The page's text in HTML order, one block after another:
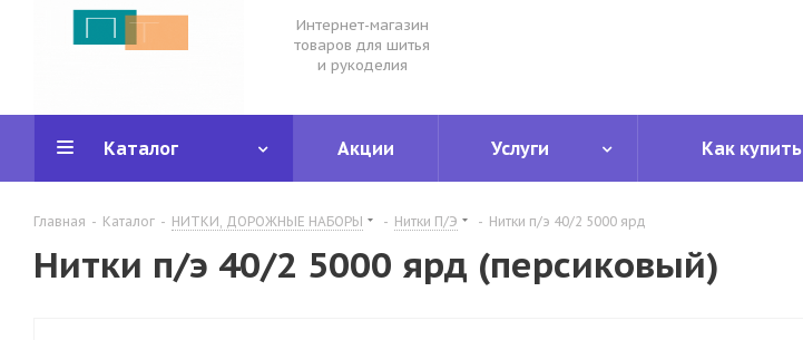
Интернет-магазин
товаров для шитья
и рукоделия
Каталог Акции Услуги Как купить
Главная - Каталог - НИТКИ, ДОРОЖНЫЕ НАБОРЫ - Нитки П/Э - Нитки п/э 40/2 5000 ярд
Нитки п/э 40/2 5000 ярд (персиковый)